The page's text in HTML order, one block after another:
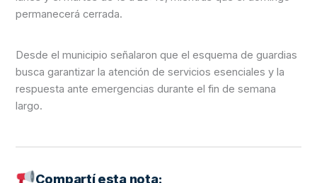
permanecerá cerrada.
Desde el municipio señalaron que el esquema de guardias
busca garantizar la atención de servicios esenciales y la
respuesta ante emergencias durante el fin de semana
largo.
Compartí esta nota: